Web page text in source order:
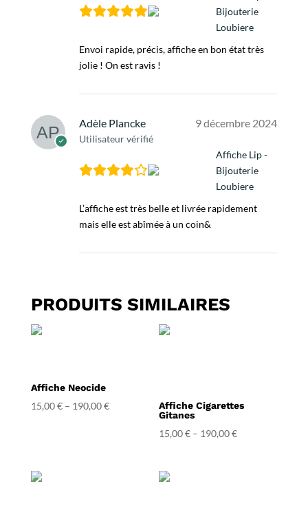
Bijouterie
Loubiere
Envoi rapide, précis, affiche en bon état très
jolie ! On est ravis !
Adèle Plancke
Utilisateur vérifié
9 décembre 2024
Affiche Lip -
Bijouterie
Loubiere
L’affiche est très belle et livrée rapidement
mais elle est abîmée à un coin&
PRODUITS SIMILAIRES
Affiche Neocide
15,00€– 190,00€
Affiche Cigarettes
Gitanes
15,00€ – 190,00€